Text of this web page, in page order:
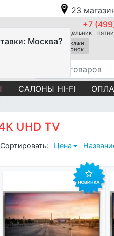
23
Москва?
+7
Понедельник -
Закажи
звонок
САЛОНЫ HI-FI
UHD TV
Сортировать: Цена